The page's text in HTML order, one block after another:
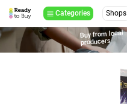
Categories Shops
Buy from local
producers